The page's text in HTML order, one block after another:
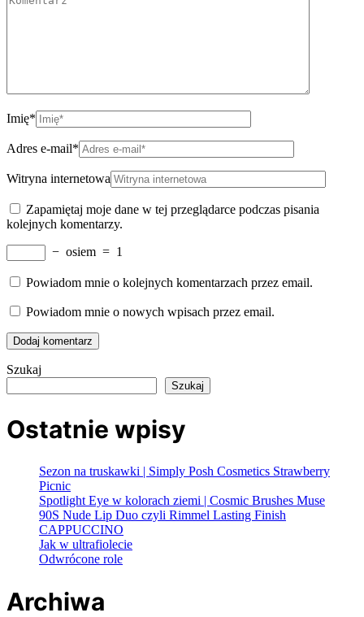
Imię*
Adres e-mail*
Witryna internetowa
Zapamiętaj moje dane w tej przeglądarce podczas pisania
kolejnych komentarzy.
− osiem = 1
Powiadom mnie o kolejnych komentarzach przez email.
Powiadom mnie o nowych wpisach przez email.
Szukaj
Szukaj
Ostatnie wpisy
Sezon na truskawki | Simply Posh Cosmetics Strawberry
Picnic
Spotlight Eye w kolorach ziemi | Cosmic Brushes Muse
90S Nude Lip Duo czyli Rimmel Lasting Finish
CAPPUCCINO
Jak w ultrafiolecie
Odwrócone role
Archiwa